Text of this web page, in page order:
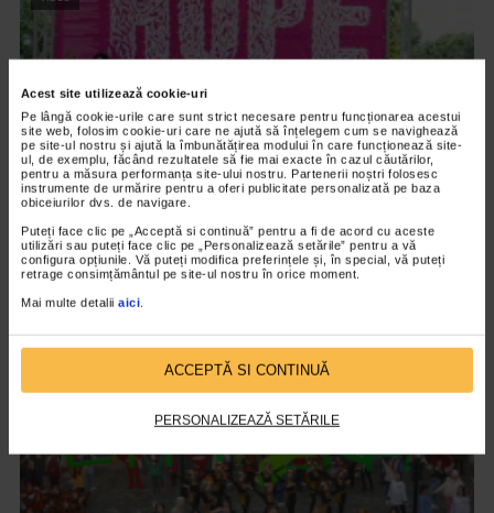
Acest site utilizează cookie-uri
Pe lângă cookie-urile care sunt strict necesare pentru funcționarea acestui
site web, folosim cookie-uri care ne ajută să înțelegem cum se navighează
pe site-ul nostru și ajută la îmbunătățirea modului în care funcționează site-
ul, de exemplu, făcând rezultatele să fie mai exacte în cazul căutărilor,
pentru a măsura performanța site-ului nostru. Partenerii noștri folosesc
instrumente de urmărire pentru a oferi publicitate personalizată pe baza
obiceiurilor dvs. de navigare.
Puteți face clic pe „Acceptă si continuă” pentru a fi de acord cu aceste
utilizări sau puteți face clic pe „Personalizează setările” pentru a vă
configura opțiunile. Vă puteți modifica preferințele și, în special, vă puteți
retrage consimțământul pe site-ul nostru în orice moment.
Mai multe detalii aici
ACCEPTĂ SI CONTINUĂ
PERSONALIZEAZĂ SETĂRILE
EVENIMENT
Catena, Sponsor Gold, “Race for the Cure”
România 2023
1.714 vizualizari